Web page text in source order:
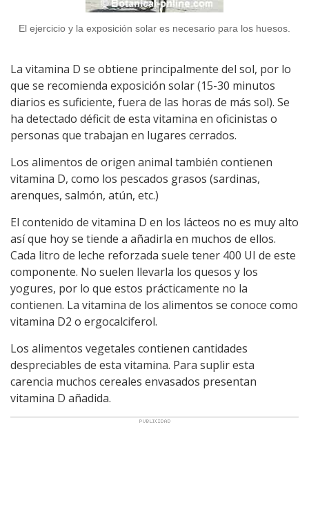
El ejercicio y la exposición solar es necesario para los huesos.
La vitamina D se obtiene principalmente del sol, por lo
que se recomienda exposición solar (15-30 minutos
diarios es suficiente, fuera de las horas de más sol). Se
ha detectado déficit de esta vitamina en oficinistas o
personas que trabajan en lugares cerrados.
Los alimentos de origen animal también contienen
vitamina D, como los pescados grasos (sardinas,
arenques, salmón, atún, etc.)
El contenido de vitamina D en los lácteos no es muy alto
así que hoy se tiende a añadirla en muchos de ellos.
Cada litro de leche reforzada suele tener 400 UI de este
componente. No suelen llevarla los quesos y los
yogures, por lo que estos prácticamente no la
contienen. La vitamina de los alimentos se conoce como
vitamina D2 o ergocalciferol.
Los alimentos vegetales contienen cantidades
despreciables de esta vitamina. Para suplir esta
carencia muchos cereales envasados presentan
vitamina D añadida.